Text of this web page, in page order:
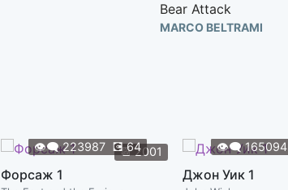
Bear Attack
MARCO BELTRAMI
Gassing the Raft
MARCO BELTRAMI
📆2001
👁️‍🗨️223987 💽64
Форсаж 1
👁️‍🗨️165094
Джон Уик 1